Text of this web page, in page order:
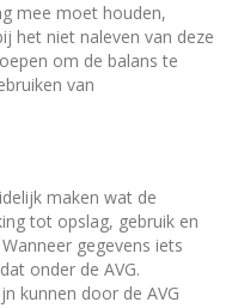
mee moet houden,
het niet naleven van deze
om de balans te
van
maken wat de
tot opslag, gebruik en
gegevens iets
onder de AVG.
kunnen door de AVG